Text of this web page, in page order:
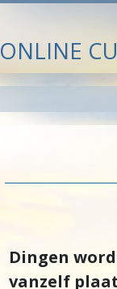
ONLINE
Dingen
vanzelf